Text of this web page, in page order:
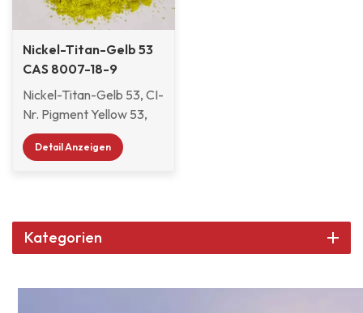
Nickel-Titan-Gelb 53
CAS 8007-18-9
Nickel-Titan-Gelb 53, CI-
Nr. Pigment Yellow 53,
CAS-Nr. 8007-18-9,
Molekularformel
umweltfreundliches,
hochtemperaturbeständiges
auf Basis des Nickel-
Detail Anzeigen
Kategorien